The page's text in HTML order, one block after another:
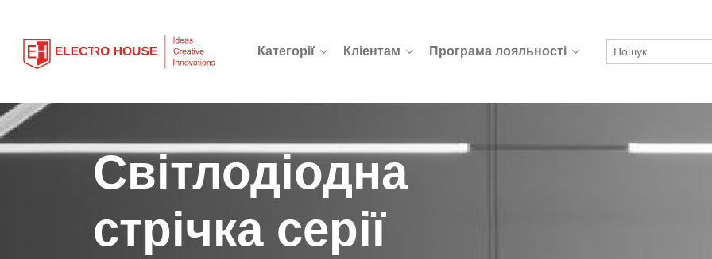
Категорії Кліентам Програма лояльності
Світлодіодна
стрічка серії